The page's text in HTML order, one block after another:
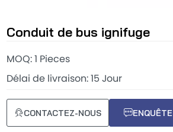
Conduit de bus ignifuge
MOQ: 1 Pieces
Délai de livraison: 15 Jour
CONTACTEZ-NOUS ENQUÊTE